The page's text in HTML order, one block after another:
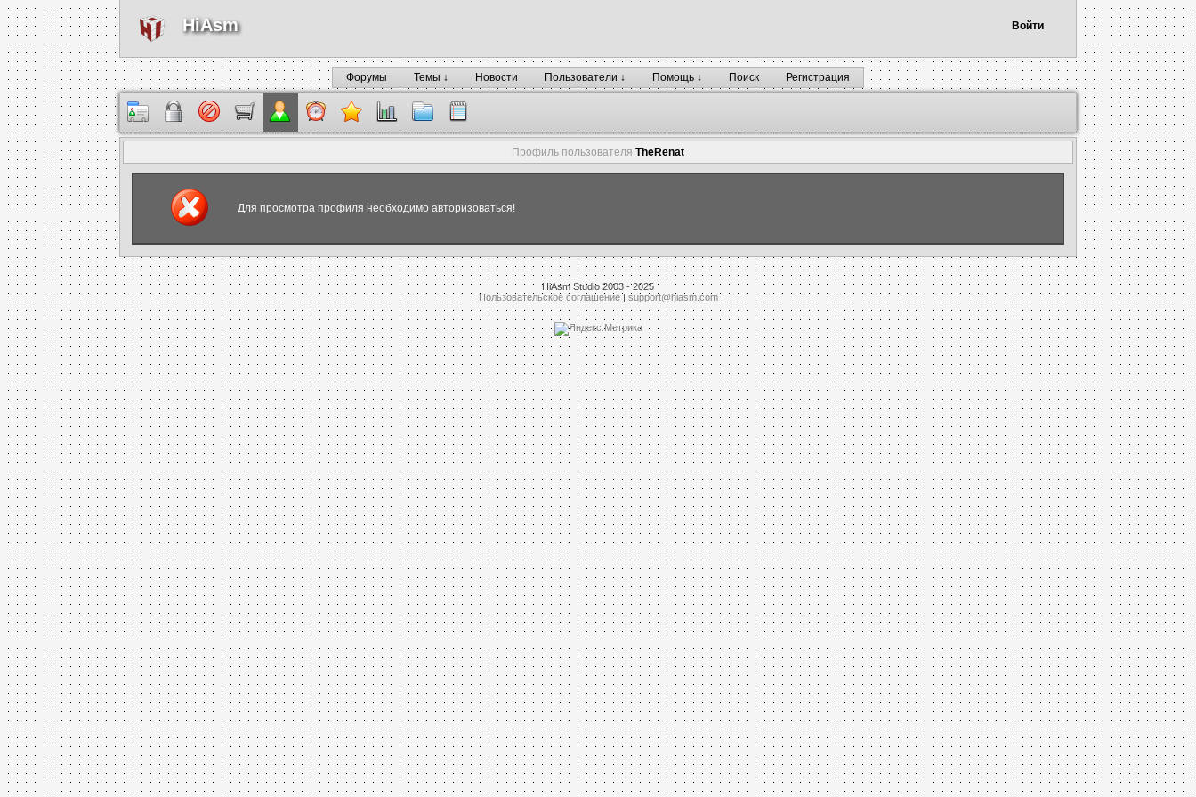
HiAsm Войти
Форумы Темы ↓ Новости Пользователи ↓ Помощь ↓ Поиск Регистрация
Профиль пользователя TheRenat
Для просмотра профиля необходимо авторизоваться!
HiAsm Studio 2003 - 2025
Пользовательское соглашение| support@hiasm.com